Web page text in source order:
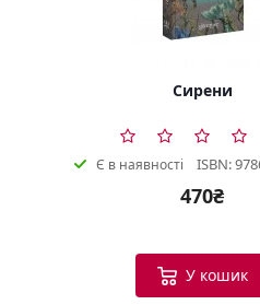
Сирени
Є в наявності ISBN:
470₴
У кошик